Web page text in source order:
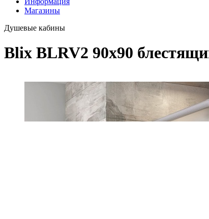
Магазины
Душевые кабины
Blix BLRV2 90х90